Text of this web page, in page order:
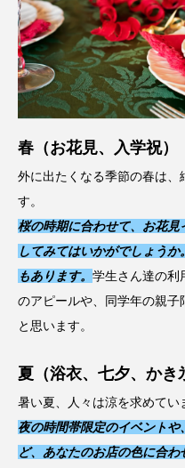
春（お花見、入学祝）
外に出たくなる季節の春は、
す。
桜の時期に合わせて、お花
してみてはいかがでしょう
もあります。 学生さん達の利
のアピールや、同学年の親
と思います。
夏（浴衣、七夕、かき
暑い夏、人々は涼を求めてい
夜の時間帯限定のイベント
ど、あなたのお店の色に合わ